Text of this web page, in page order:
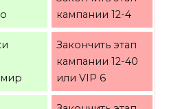
кампании 12-4
Закончить этап
кампании 12-40
или VIP 6